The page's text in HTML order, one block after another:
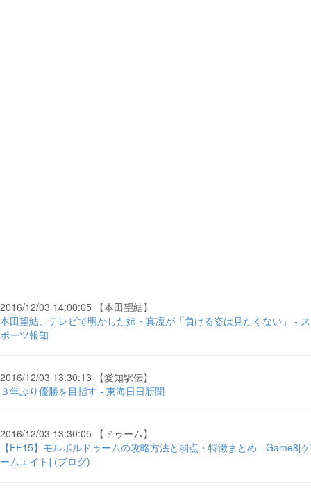
2016/12/03 14:00:05 【本田望結】
本田望結、テレビで明かした姉・真凛が「負ける姿は見たくない」 - ス
ポーツ報知
2016/12/03 13:30:13 【愛知駅伝】
３年ぶり優勝を目指す - 東海日日新聞
2016/12/03 13:30:05 【ドゥーム】
【FF15】モルボルドゥームの攻略方法と弱点・特徴まとめ - Game8[ゲ
ームエイト] (ブログ)